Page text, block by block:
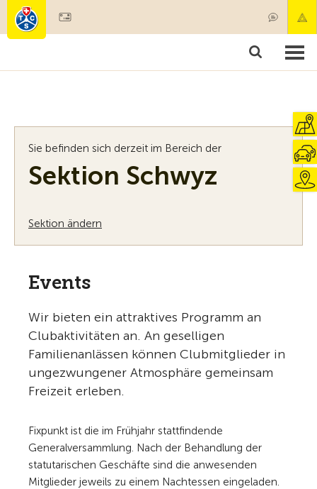
Mitgliedschaft & Leistungen
Sie befinden sich derzeit im Bereich der
Sektion Schwyz
Sektion ändern
Events
Wir bieten ein attraktives Programm an
Clubaktivitäten an. An geselligen
Familienanlässen können Clubmitglieder in
ungezwungener Atmosphäre gemeinsam
Freizeit erleben.
Fixpunkt ist die im Frühjahr stattfindende
Generalversammlung. Nach der Behandlung der
statutarischen Geschäfte sind die anwesenden
Mitglieder jeweils zu einem Nachtessen eingeladen.